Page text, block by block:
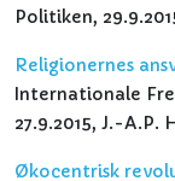
Politiken,
Religionernes
Internationale
27.9.2015, J.-A.P.
Økocentrisk